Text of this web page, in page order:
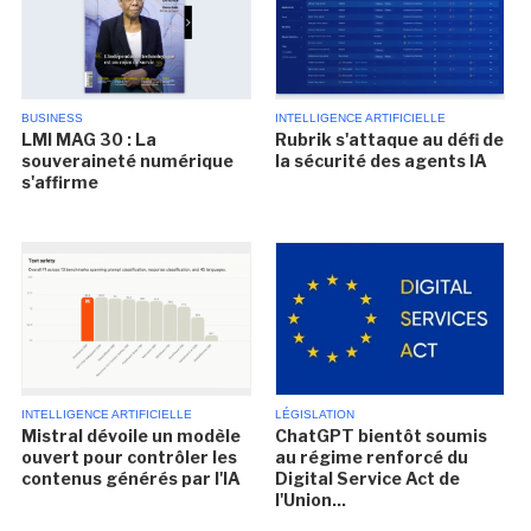
BUSINESS
LMI MAG 30 : La
souveraineté numérique
s'affirme
INTELLIGENCE ARTIFICIELLE
Rubrik s'attaque au défi de
la sécurité des agents IA
INTELLIGENCE ARTIFICIELLE
Mistral dévoile un modèle
ouvert pour contrôler les
contenus générés par l'IA
LÉGISLATION
ChatGPT bientôt soumis
au régime renforcé du
Digital Service Act de
l'Union...